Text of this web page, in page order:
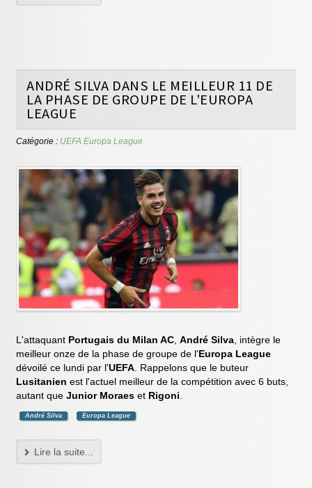
ANDRÉ SILVA DANS LE MEILLEUR 11 DE
LA PHASE DE GROUPE DE L'EUROPA
LEAGUE
Catégorie : UEFA Europa League
L'attaquant Portugais du Milan AC,André Silva, intègre le
meilleur onze de la phase de groupe de l' Europa League
dévoilé ce lundi par l'UEFA. Rappelons que le buteur
Lusitanien est l'actuel meilleur de la compétition avec 6 buts,
autant queJunior Moraes et Rigoni.
André Silva Europa League
Lire la suite...